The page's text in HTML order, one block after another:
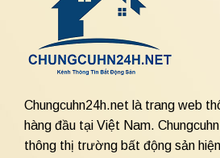
Chungcuhn24h.net là trang web
hàng đầu tại Việt Nam.
thông thị trường bất động sản